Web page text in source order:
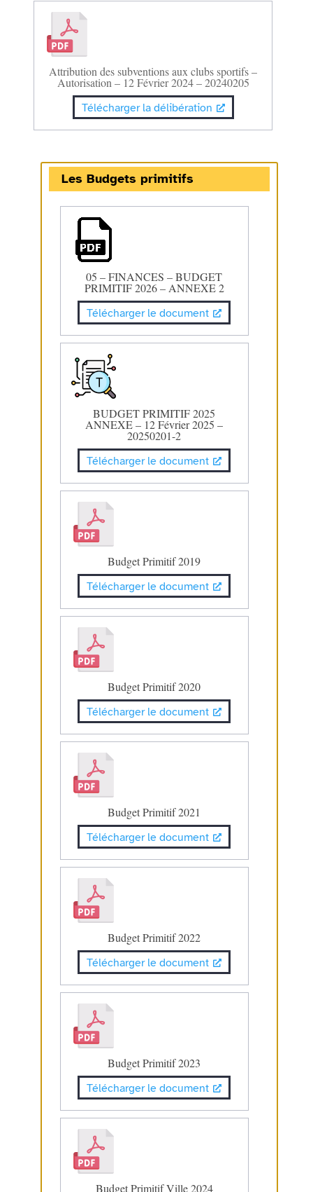
Attribution des subventions aux clubs sportifs –
Autorisation – 12 Février 2024 – 20240205
Télécharger la délibération
Les Budgets primitifs
05 – FINANCES – BUDGET
PRIMITIF 2026 – ANNEXE 2
Télécharger le document
BUDGET PRIMITIF 2025
ANNEXE – 12 Février 2025 –
20250201-2
Télécharger le document
Budget Primitif 2019
Télécharger le document
Budget Primitif 2020
Télécharger le document
Budget Primitif 2021
Télécharger le document
Budget Primitif 2022
Télécharger le document
Budget Primitif 2023
Télécharger le document
Budget Primitif Ville 2024